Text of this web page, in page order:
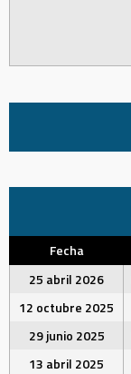
Fecha
25 abril 2026
12 octubre 2025
29 junio 2025
13 abril 2025